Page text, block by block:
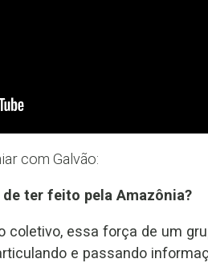
com Galvão:
ter feito pela Amazônia?
coletivo, essa força de um
e passando